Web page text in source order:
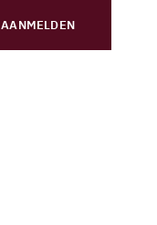
AANMELDEN